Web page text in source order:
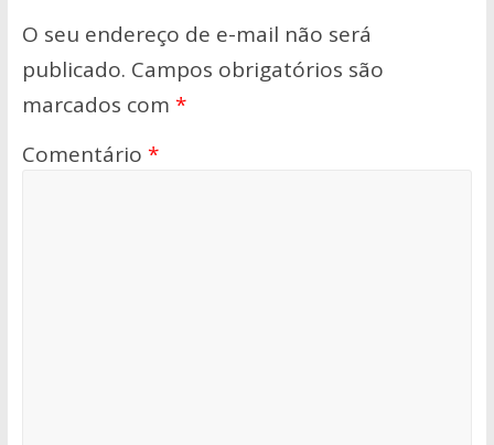
O seu endereço de e-mail não será
publicado. Campos obrigatórios são
marcados com *
Comentário *